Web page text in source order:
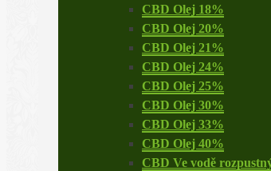
CBD Olej 18%
CBD Olej 20%
CBD Olej 21%
CBD Olej 24%
CBD Olej 25%
CBD Olej 30%
CBD Olej 33%
CBD Olej 40%
CBD Ve vodě